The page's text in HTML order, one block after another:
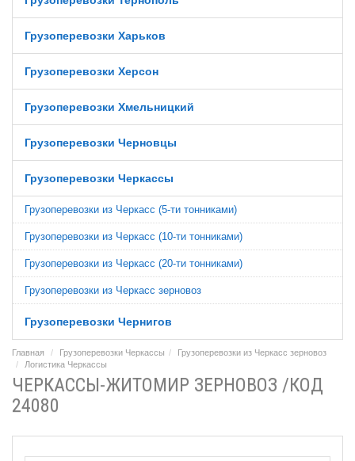
Грузоперевозки Харьков
Грузоперевозки Херсон
Грузоперевозки Хмельницкий
Грузоперевозки Черновцы
Грузоперевозки Черкассы
Грузоперевозки из Черкасс (5-ти тонниками)
Грузоперевозки из Черкасс (10-ти тонниками)
Грузоперевозки из Черкасс (20-ти тонниками)
Грузоперевозки из Черкасс зерновоз
Грузоперевозки Чернигов
Главная Грузоперевозки Черкассы
Грузоперевозки из Черкасс зерновоз
Логистика Черкассы
ЧЕРКАССЫ-ЖИТОМИР ЗЕРНОВОЗ /КОД
24080